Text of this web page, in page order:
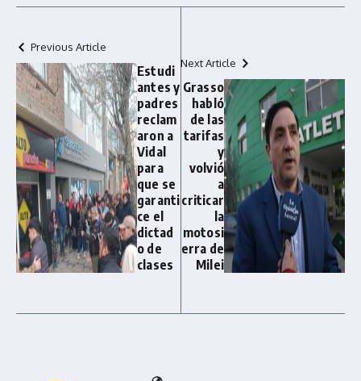
Previous Article
Estudi
antes y
padres
reclam
aron a
Vidal
para
que se
garanti
ce el
dictad
o de
clases
Next Article
Grasso
habló
de las
tarifas
y
volvió
a
criticar
la
motosi
erra de
Milei